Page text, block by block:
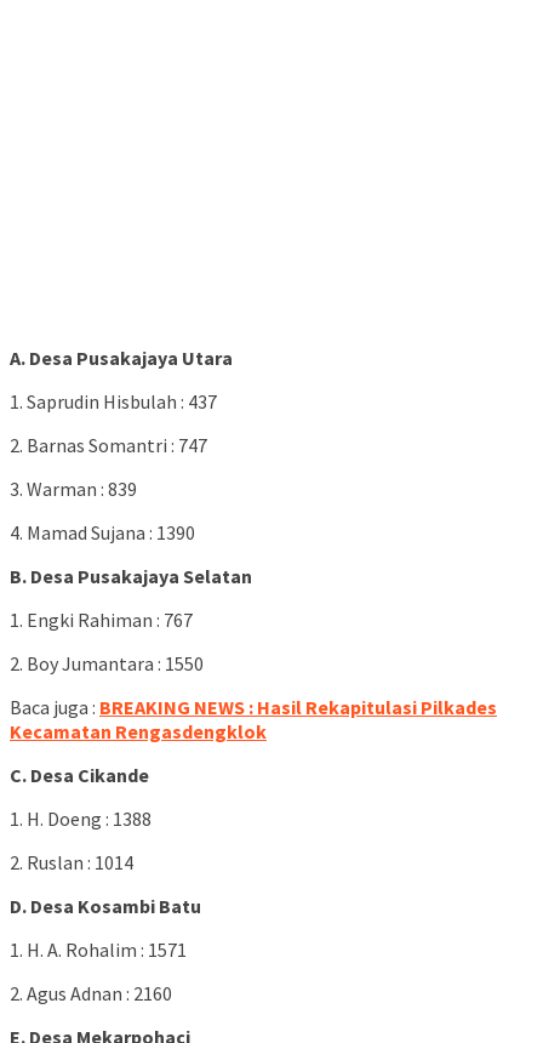
A. Desa Pusakajaya Utara
1. Saprudin Hisbulah : 437
2. Barnas Somantri : 747
3. Warman : 839
4. Mamad Sujana : 1390
B. Desa Pusakajaya Selatan
1. Engki Rahiman : 767
2. Boy Jumantara : 1550
Baca juga : BREAKING NEWS : Hasil Rekapitulasi Pilkades
Kecamatan Rengasdengklok
C. Desa Cikande
1. H. Doeng : 1388
2. Ruslan : 1014
D. Desa Kosambi Batu
1. H. A. Rohalim : 1571
2. Agus Adnan : 2160
E. Desa Mekarpohaci